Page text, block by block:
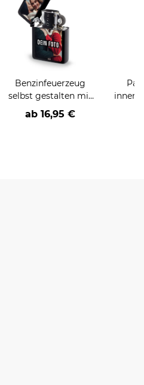
Benzinfeuerzeug
selbst gestalten mit
Foto - Schwarz
ab 16,95 €
innen/